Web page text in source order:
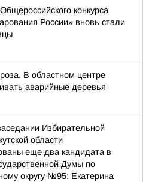
конкурса
России» вновь стали
В областном центре
аварийные деревья
Избирательной
области
еще два кандидата в
Думы по
округу №95: Екатерина